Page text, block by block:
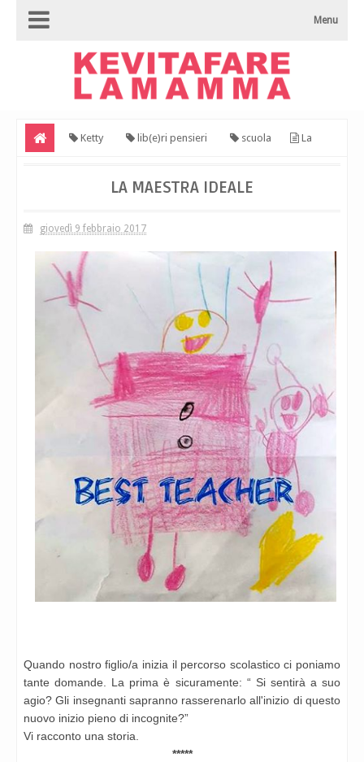
Menu
Ketty lib(e)ri pensieri scuola La
LA MAESTRA IDEALE
giovedì 9 febbraio 2017
Quando nostro figlio/a inizia il percorso scolastico ci poniamo
tante domande. La prima è sicuramente: “ Si sentirà a suo
agio? Gli insegnanti sapranno rasserenarlo all'inizio di questo
nuovo inizio pieno di incognite?”
Vi racconto una storia.
*****